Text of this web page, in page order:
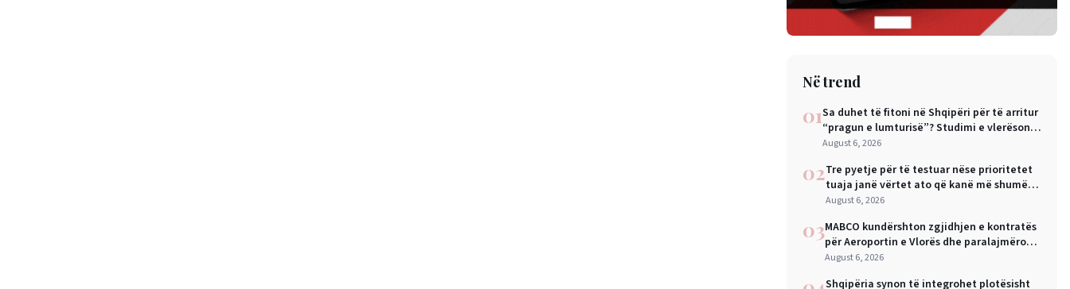
Në trend
01Sa duhet të fitoni në Shqipëri për të arritur
“pragun e lumturisë”? Studimi e vlerëson
në 28 mijë dollarë në vit
August 6, 2026
02Tre pyetje për të testuar nëse prioritetet
tuaja janë vërtet ato që kanë më shumë
rëndësi
August 6, 2026
03MABCO kundërshton zgjidhjen e kontratës
për Aeroportin e Vlorës dhe paralajmëron
arbitrazh ndërkombëtar
August 6, 2026
Shqipëria synon të integrohet plotësisht